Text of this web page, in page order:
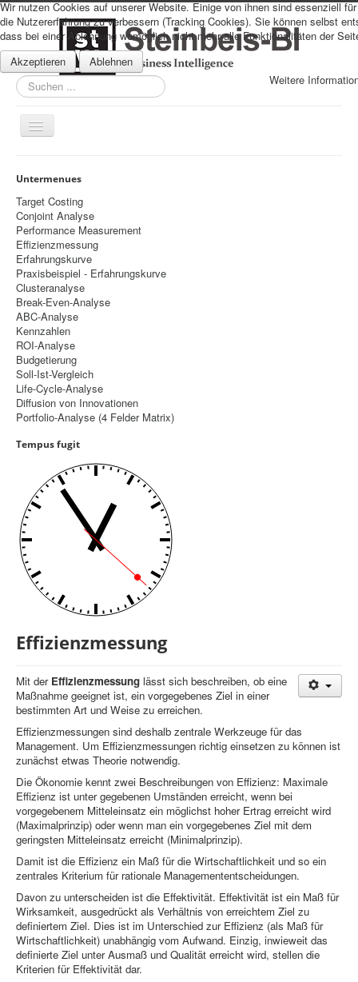
Suchen
...
Navigation
an/aus
Datenschutz
Impressum
Home
Prognosen
Beratung
Management
Controlling
Balanced Scorecard
Benchmarking
Hoshin-Kanri
Kommunikation
Entscheidungsregeln
Aktuelle Seite: Startseite
Untermenues
Target Costing
Conjoint Analyse
Performance Measurement
Effizienzmessung
Erfahrungskurve
Praxisbeispiel - Erfahrungskurve
Clusteranalyse
Break-Even-Analyse
ABC-Analyse
Kennzahlen
ROI-Analyse
Budgetierung
Soll-Ist-Vergleich
Life-Cycle-Analyse
Diffusion von Innovationen
Portfolio-Analyse (4 Felder Matrix)
Tempus fugit
Effizienzmessung
Mit derEffizienzmessung lässt sich beschreiben, ob eine
Maßnahme geeignet ist, ein vorgegebenes Ziel in einer
bestimmten Art und Weise zu erreichen.
Effizienzmessungen sind deshalb zentrale Werkzeuge für das
Management. Um Effizienzmessungen richtig einsetzen zu können ist
zunächst etwas Theorie notwendig.
Die Ökonomie kennt zwei Beschreibungen von Effizienz: Maximale
Effizienz ist unter gegebenen Umständen erreicht, wenn bei
vorgegebenem Mitteleinsatz ein möglichst hoher Ertrag erreicht wird
(Maximalprinzip) oder wenn man ein vorgegebenes Ziel mit dem
geringsten Mitteleinsatz erreicht (Minimalprinzip).
Damit ist die Effizienz ein Maß für die Wirtschaftlichkeit und so ein
zentrales Kriterium für rationale Managemententscheidungen.
Davon zu unterscheiden ist die Effektivität. Effektivität ist ein Maß für
Wirksamkeit, ausgedrückt als Verhältnis von erreichtem Ziel zu
definiertem Ziel. Dies ist im Unterschied zur Effizienz (als Maß für
Wirtschaftlichkeit) unabhängig vom Aufwand. Einzig, inwieweit das
definierte Ziel unter Ausmaß und Qualität erreicht wird, stellen die
Kriterien für Effektivität dar.
Wir nutzen Cookies auf unserer Website. Einige von ihnen sind essenziell
die Nutzererfahrung zu verbessern (Tracking Cookies). Sie können selbst
dass bei einer Ablehnung womöglich nicht mehr alle Funktionalitäten der
Akzeptieren
Ablehnen
Weitere